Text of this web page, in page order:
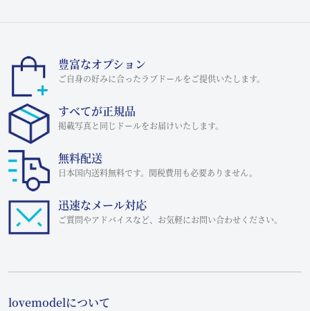
豊富なオプション
ご自身の好みに合ったラブドールをご提供いたします。
すべてが正規品
掲載写真と同じドールをお届けいたします。
無料配送
日本国内送料無料です。関税費用も必要ありません。
迅速なメール対応
ご質問やアドバイスなど、お気軽にお問い合わせください。
lovemodelについて